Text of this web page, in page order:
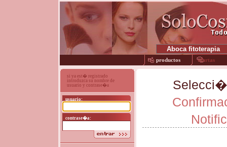
productos ofertas
si ya est� registrado
introduzca su nombre de
usuario y contrase�a
usuario:
contrase�a: